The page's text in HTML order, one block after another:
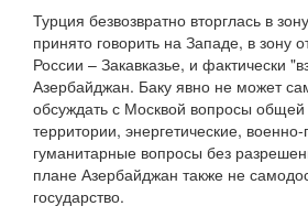
Турция безвозвратно вторглась в
принято говорить на Западе, в зону
России – Закавказье, и фактически
Азербайджан. Баку явно не может
обсуждать с Москвой вопросы общей
территории, энергетические,
гуманитарные вопросы без
плане Азербайджан также не
государство.